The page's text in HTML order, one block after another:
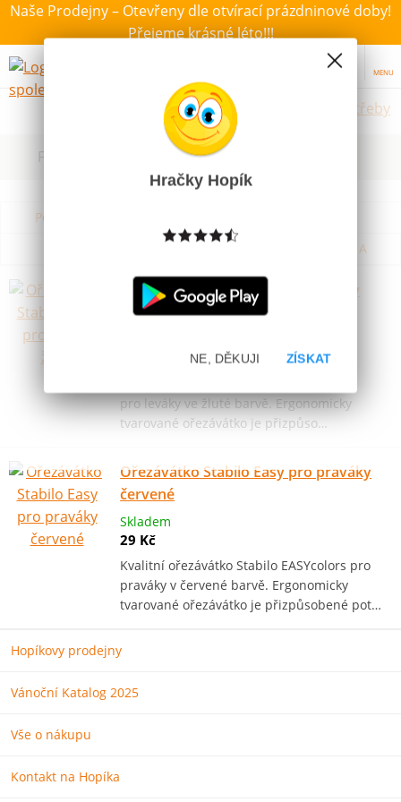
Naše Prodejny – Otevřeny dle otvírací prázdninové doby!
Přejeme krásné léto!!!
MENU
Školní potřeby
Filtrovat dle dostupnosti, ceny, výrobce
Podle názvu od A do Z
Podle názvu od Z do A
Ořezávátko Stabilo Easy pro leváky
žluté
pro leváky ve žluté barvě. Ergonomicky
tvarované ořezávátko je přizpůso…
Ořezávátko Stabilo Easy pro praváky
červené
Skladem
29 Kč
Kvalitní ořezávátko Stabilo EASYcolors pro
praváky v červené barvě. Ergonomicky
tvarované ořezávátko je přizpůsobené pot…
Hopíkovy prodejny
Vánoční Katalog 2025
Vše o nákupu
Kontakt na Hopíka
Hračky Hopík
ZÍSKAT
NE, DĚKUJI